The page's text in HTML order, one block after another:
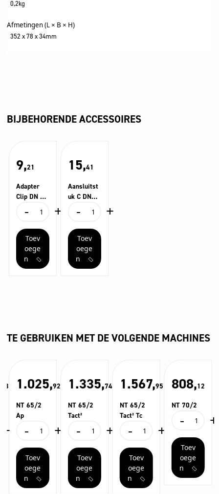
0,2kg
Afmetingen (L × B × H)
352 x 78 x 34mm
BIJBEHORENDE ACCESSOIRES
9,21
Adapter
Clip DN 35
-
Adapter
DN
35
met
conus
DN
+
Toev
oege
n
15,41
Aansluitst
uk C DN
-
Aansluitstuk
DN
35
aantal
+
Toev
oege
n
TE GEBRUIKEN MET DE VOLGENDE MACHINES
1.025,92
NT 65/2
Ap
-
NT
Ap
aantal
+
Toev
oege
n
1.335,74
NT 65/2
Tact²
-
NT
Tact²
aantal
+
Toev
oege
n
1.567,95
NT 65/2
Tact² Tc
-
NT
Tact²
Tc
aantal
+
Toev
oege
n
808,12
NT 70/2
-
NT
aantal
+
Toev
oege
n
63
+